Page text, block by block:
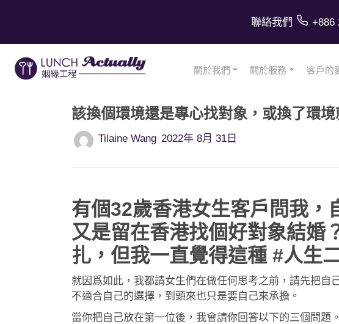
聯絡我們 +886
關於我們 關於服務 客戶的
該換個環境還是專心找對象，或換了環
Tilaine Wang 2022年 8月 31日
有個32歲香港女生客戶問我，
又是留在香港找個好對象結婚
扎，但我一直覺得這種 #人生
就因爲如此，我都請女生們在做任何思考之前，請先把
不適合自己的選擇，到頭來也只是要自己來承擔。
當你把自己放在第一位後，我會請你回答以下的三個問題。